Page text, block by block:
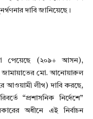
দাবি জানিয়েছে।
পেয়েছে (২০৯+ আসন),
জামায়াতের মো. আনোয়ারুল
আওয়ামী লীগ) দাবি করছে,
“প্রশাসনিক নির্দেশে”
অধীনে এই নির্বাচন